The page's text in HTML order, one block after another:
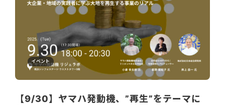
イベント
【9/30】ヤマハ発動機、”再生”をテーマに